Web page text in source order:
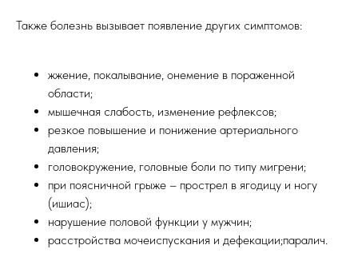
Также болезнь вызывает появление других симптомов:
жжение, покалывание, онемение в пораженной
области;
мышечная слабость, изменение рефлексов;
резкое повышение и понижение артериального
давления;
головокружение, головные боли по типу мигрени;
при поясничной грыже – прострел в ягодицу и ногу
(ишиас);
нарушение половой функции у мужчин;
расстройства мочеиспускания и дефекации;паралич.